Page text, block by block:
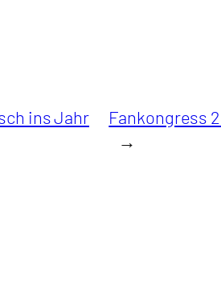
ins Jahr
Fankongress
→